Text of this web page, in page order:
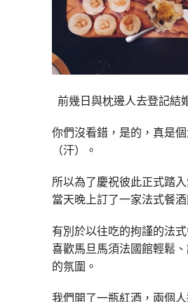
前幾日與枕邊人去登記結
你們沒看錯，是的，真是
（汗）。
所以為了慶祝彼此正式踏
當天晚上訂了一家法式餐酒
有別於以往吃的拘謹的法
喜歡馬旦馬須法國館輕鬆
的氛圍。
我們開了一瓶紅酒，兩個